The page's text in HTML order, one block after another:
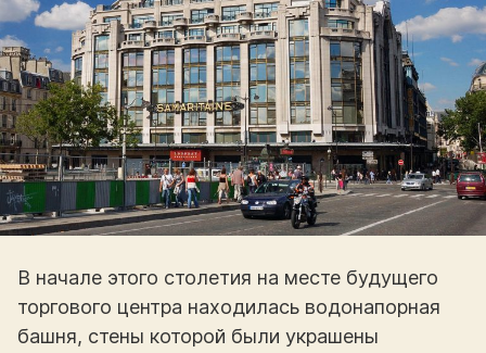
В начале этого столетия на месте будущего
торгового центра находилась водонапорная
башня, стены которой были украшены